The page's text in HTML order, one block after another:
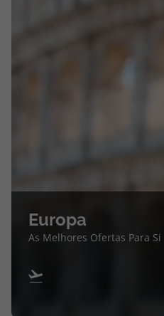
Europa
As Melhores Ofertas Para Si